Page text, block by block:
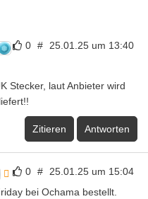
0 # 25.01.25 um 13:40
Stecker, laut Anbieter wird
Zitieren Antworten
0 # 25.01.25 um 15:04
bei Ochama bestellt.